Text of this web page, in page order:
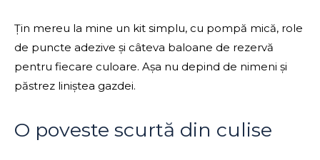
Țin mereu la mine un kit simplu, cu pompă mică, role
de puncte adezive și câteva baloane de rezervă
pentru fiecare culoare. Așa nu depind de nimeni și
păstrez liniștea gazdei.
O poveste scurtă din culise